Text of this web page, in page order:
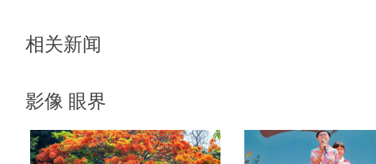
相关新闻
影像 眼界